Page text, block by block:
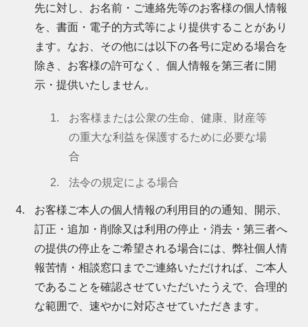
先に対し、お名前・ご連絡先等のお客様の個人情報
を、書面・電子的方式等により提供することがあり
ます。なお、その他には以下の各号に定める場合を
除き、お客様の許可なく、個人情報を第三者に開
示・提供いたしません。
お客様または公衆の生命、健康、財産等
の重大な利益を保護するために必要な場
合
法令の規定による場合
お客様ご本人の個人情報の利用目的の通知、開示、
訂正・追加・削除又は利用の停止・消去・第三者へ
の提供の停止をご希望される場合には、弊社個人情
報苦情・相談窓口までご連絡いただければ、ご本人
であることを確認させていただいたうえで、合理的
な範囲で、速やかに対応させていただきます。